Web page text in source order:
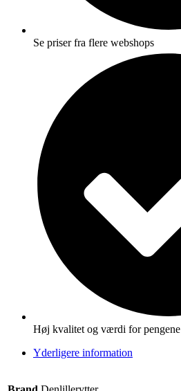
Se priser fra flere webshops
Høj kvalitet og værdi for pengene
Yderligere information